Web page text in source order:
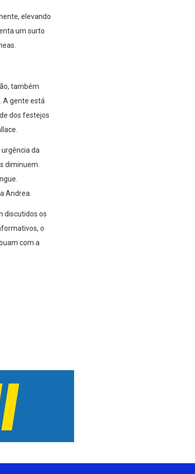
elevando
um surto
também
A gente está
dos festejos
da
diminuem.
Andrea.
discutidos os
o
com a